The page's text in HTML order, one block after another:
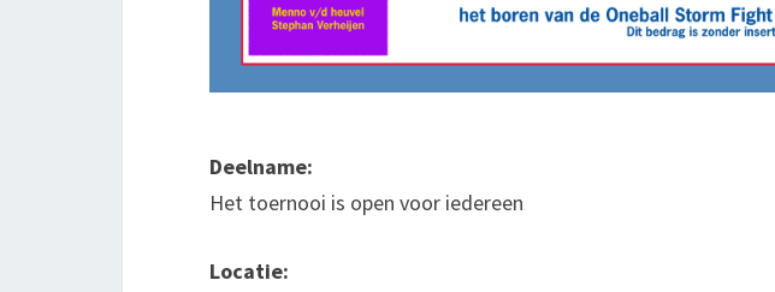
Deelname:
Het toernooi is open voor iedereen
Locatie: